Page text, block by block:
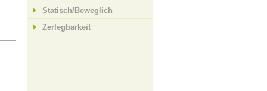
Statisch/Beweglich
Zerlegbarkeit